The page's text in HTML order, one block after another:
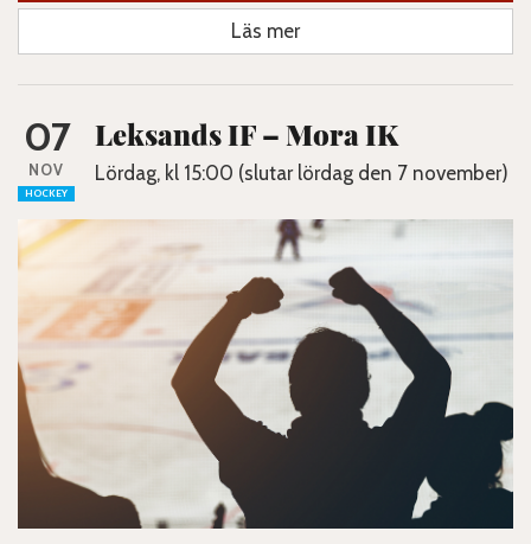
Läs mer
07
NOV
HOCKEY
Leksands IF – Mora IK
Lördag, kl 15:00 (slutar lördag den 7 november)